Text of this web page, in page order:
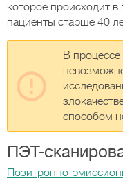
которое происходит
пациенты старше 40
В процессе
способом
ПЭТ-
Позитронно-